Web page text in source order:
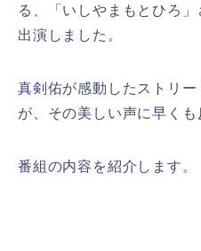
る、「いしやまもとひろ
出演しました。
真剣佑が感動したストリ
が、その美しい声に早くも
番組の内容を紹介します。